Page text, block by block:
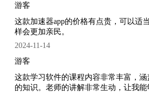
游客
这款加速器app的价格有点贵，可以适
样会更加亲民。
2024-11-14
游客
这款学习软件的课程内容非常丰富，
的知识。老师的讲解非常生动，让我